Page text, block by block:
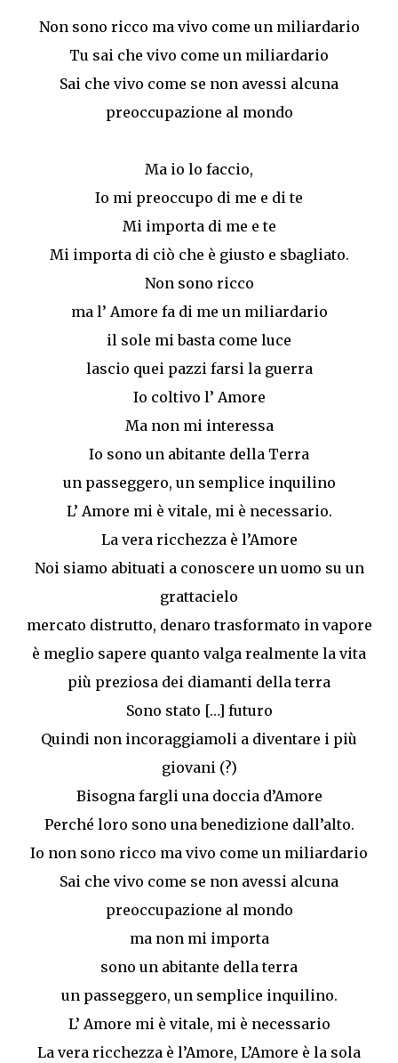
Non sono ricco ma vivo come un miliardario
Tu sai che vivo come un miliardario
Sai che vivo come se non avessi alcuna
preoccupazione al mondo
Ma io lo faccio,
Io mi preoccupo di me e di te
Mi importa di me e te
Mi importa di ciò che è giusto e sbagliato.
Non sono ricco
ma l’ Amore fa di me un miliardario
il sole mi basta come luce
lascio quei pazzi farsi la guerra
Io coltivo l’ Amore
Ma non mi interessa
Io sono un abitante della Terra
un passeggero, un semplice inquilino
L’ Amore mi è vitale, mi è necessario.
La vera ricchezza è l’Amore
Noi siamo abituati a conoscere un uomo su un
grattacielo
mercato distrutto, denaro trasformato in vapore
è meglio sapere quanto valga realmente la vita
più preziosa dei diamanti della terra
Sono stato […] futuro
Quindi non incoraggiamoli a diventare i più
giovani (?)
Bisogna fargli una doccia d’Amore
Perché loro sono una benedizione dall’alto.
Io non sono ricco ma vivo come un miliardario
Sai che vivo come se non avessi alcuna
preoccupazione al mondo
ma non mi importa
sono un abitante della terra
un passeggero, un semplice inquilino.
L’ Amore mi è vitale, mi è necessario
La vera ricchezza è l’Amore, L’Amore è la sola